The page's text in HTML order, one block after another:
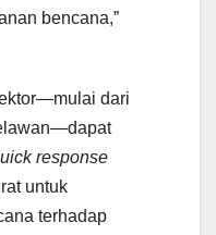
bencana,”
dari
response
untuk
terhadap